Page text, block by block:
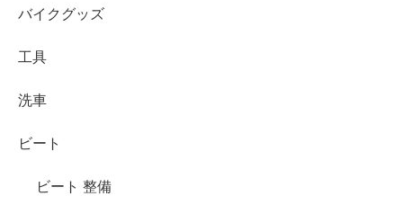
バイクグッズ
工具
洗車
ビート
ビート 整備